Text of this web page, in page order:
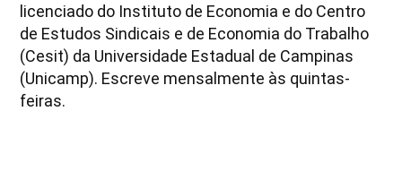
licenciado do Instituto de Economia e do Centro
de Estudos Sindicais e de Economia do Trabalho
(Cesit) da Universidade Estadual de Campinas
(Unicamp). Escreve mensalmente às quintas-
feiras.